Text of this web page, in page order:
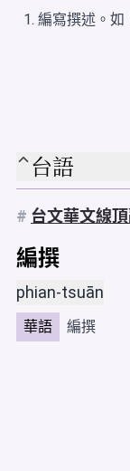
編寫撰述。如
台語
# 台文華文線
編撰
phian-tsuān
華語 編撰